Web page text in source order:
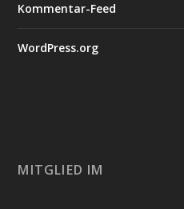
Kommentar-Feed
WordPress.org
MITGLIED IM